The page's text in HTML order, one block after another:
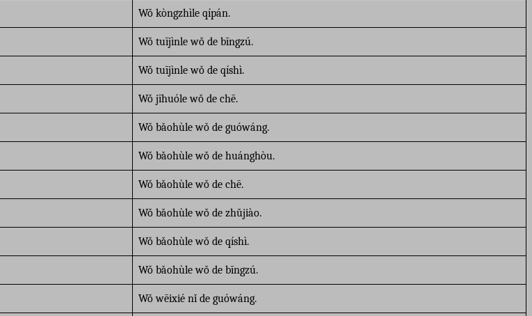
Wǒ kòngzhìle qípán.
Wǒ tuījìnle wǒ de bīngzú.
Wǒ tuījìnle wǒ de qíshì.
Wǒ jīhuóle wǒ de chē.
Wǒ bǎohùle wǒ de guówáng.
Wǒ bǎohùle wǒ de huánghòu.
Wǒ bǎohùle wǒ de chē.
Wǒ bǎohùle wǒ de zhǔjiào.
Wǒ bǎohùle wǒ de qíshì.
Wǒ bǎohùle wǒ de bīngzú.
Wǒ wēixié nǐ de guówáng.